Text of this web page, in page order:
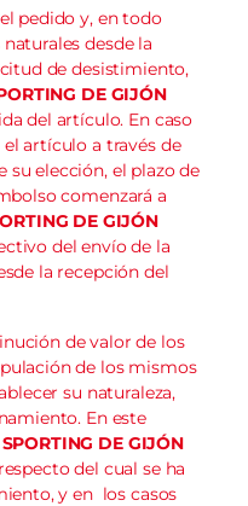
pedido y, en todo
desde la
de desistimiento,
DE GIJÓN
del artículo. En caso
artículo a través de
su elección, el plazo de
comenzará a
DE GIJÓN
del envío de la
la recepción del
de valor de los
de los mismos
su naturaleza,
En este
DE GIJÓN
del cual se ha
y en los casos